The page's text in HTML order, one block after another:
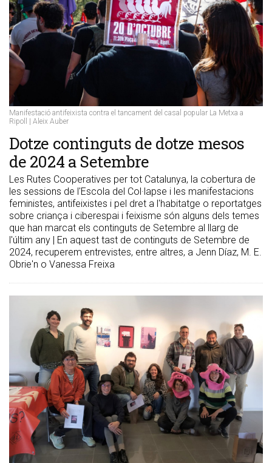
Manifestació antifeixista contra el tancament del casal popular La Metxa a
Ripoll | Aleix Auber
Dotze continguts de dotze mesos
de 2024 a Setembre
Les Rutes Cooperatives per tot Catalunya, la cobertura de
les sessions de l'Escola del Col·lapse i les manifestacions
feministes, antifeixistes i pel dret a l'habitatge o reportatges
sobre criança i ciberespai i feixisme són alguns dels temes
que han marcat els continguts de Setembre al llarg de
l'últim any | En aquest tast de continguts de Setembre de
2024, recuperem entrevistes, entre altres, a Jenn Díaz, M. E.
Obrie'n o Vanessa Freixa